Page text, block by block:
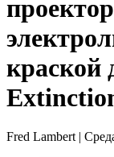
краской
Fred Lambert|